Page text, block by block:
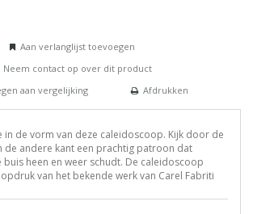
Aan verlanglijst toevoegen
Neem contact op over dit product
aan vergelijking
Afdrukken
in de vorm van deze caleidoscoop. Kijk door de
de andere kant een prachtig patroon dat
heen en weer schudt. De caleidoscoop
van het bekende werk van Carel Fabriti